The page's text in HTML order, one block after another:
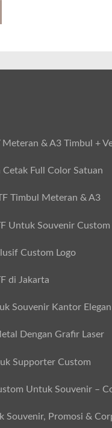
& A3 Timbul +
Full Color Satuan
Timbul Meteran & A3
Untuk Souvenir Custom
Custom Logo
di Jakarta
Souvenir Kantor
Dengan Grafir Laser
Supporter Custom
Untuk Souvenir –
Souvenir, Promosi &